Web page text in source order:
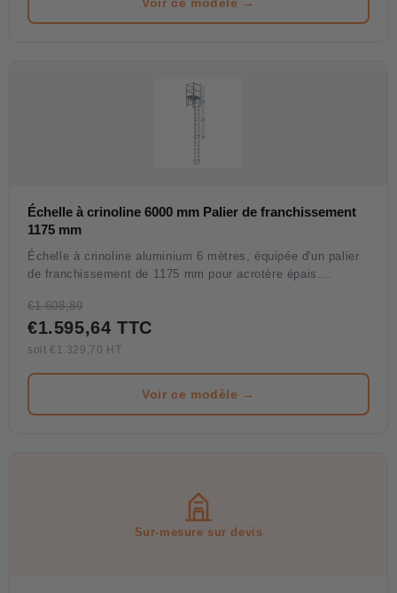
Échelle à crinoline 6000 mm Palier de franchissement
1175 mm
Échelle à crinoline aluminium 6 mètres, équipée d'un palier
de franchissement de 1175 mm pour acrotère épais.
agricoles présentant un acrotère conséquent (625 à 875
mm).
€1.608,89
€1.595,64 TTC
soit €1.329,70 HT
Voir ce modèle →
Sur-mesure sur devis